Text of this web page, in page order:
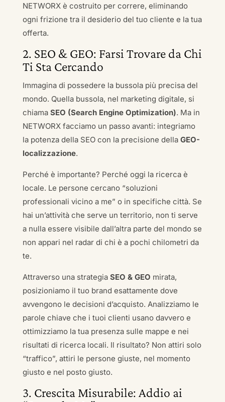
NETWORX è costruito per correre, eliminando
ogni frizione tra il desiderio del tuo cliente e la tua
offerta.
2. SEO & GEO: Farsi Trovare da Chi
Ti Sta Cercando
Immagina di possedere la bussola più precisa del
mondo. Quella bussola, nel marketing digitale, si
chiama SEO (Search Engine Optimization). Ma in
NETWORX facciamo un passo avanti: integriamo
la potenza della SEO con la precisione della GEO-
localizzazione.
Perché è importante? Perché oggi la ricerca è
locale. Le persone cercano “soluzioni
professionali vicino a me” o in specifiche città. Se
hai un’attività che serve un territorio, non ti serve
a nulla essere visibile dall’altra parte del mondo se
non appari nel radar di chi è a pochi chilometri da
te.
Attraverso una strategia SEO & GEO mirata,
posizioniamo il tuo brand esattamente dove
avvengono le decisioni d’acquisto. Analizziamo le
parole chiave che i tuoi clienti usano davvero e
ottimizziamo la tua presenza sulle mappe e nei
risultati di ricerca locali. Il risultato? Non attiri solo
“traffico”, attiri le persone giuste, nel momento
giusto e nel posto giusto.
3. Crescita Misurabile: Addio ai